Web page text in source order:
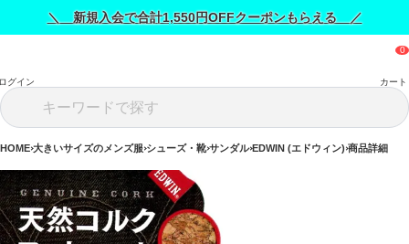
＼ 新規入会で合計1,550円OFFクーポンもらえる ／
グイン カート
HOME 大きいサイズのメンズ服 シューズ・靴 サンダル EDWIN (エドウィン) 商品詳細